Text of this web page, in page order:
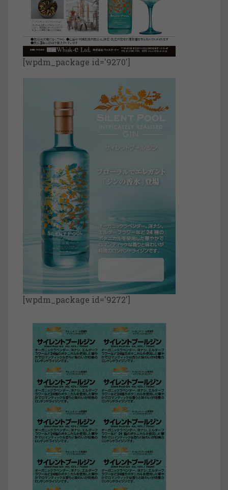
[wpdm_package id='9270']
[wpdm_package id='9272']